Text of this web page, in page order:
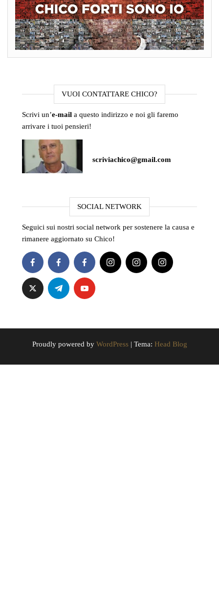
VUOI CONTATTARE CHICO?
Scrivi un’e-mail a questo indirizzo e noi gli faremo
arrivare i tuoi pensieri!
scriviachico@gmail.com
SOCIAL NETWORK
Seguici sui nostri social network per sostenere la causa e
rimanere aggiornato su Chico!
Proudly powered by WordPress | Tema: Head Blog